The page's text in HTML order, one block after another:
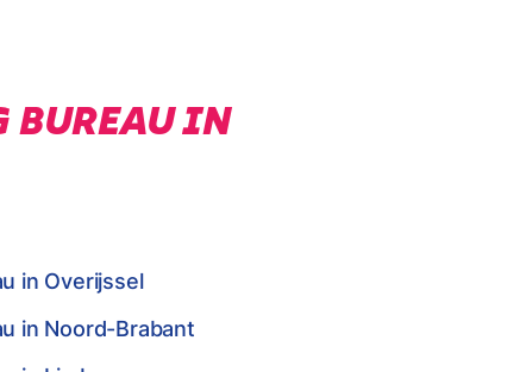
BUREAU IN
in Overijssel
in Noord-Brabant